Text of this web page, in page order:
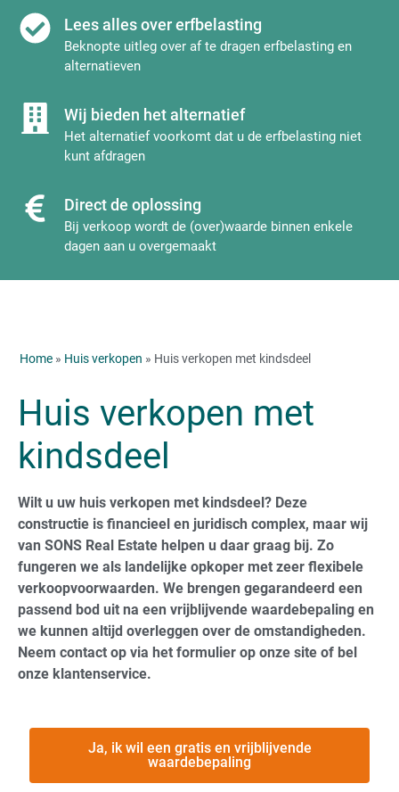
Lees alles over erfbelasting
Beknopte uitleg over af te dragen erfbelasting en
alternatieven
Wij bieden het alternatief
Het alternatief voorkomt dat u de erfbelasting niet
kunt afdragen
Direct de oplossing
Bij verkoop wordt de (over)waarde binnen enkele
dagen aan u overgemaakt
Home » Huis verkopen » Huis verkopen met kindsdeel
Huis verkopen met
kindsdeel
Wilt u uw huis verkopen met kindsdeel? Deze
constructie is financieel en juridisch complex, maar wij
van SONS Real Estate helpen u daar graag bij. Zo
fungeren we als landelijke opkoper met zeer flexibele
verkoopvoorwaarden. We brengen gegarandeerd een
passend bod uit na een vrijblijvende waardebepaling en
we kunnen altijd overleggen over de omstandigheden.
Neem contact op via het formulier op onze site of bel
onze klantenservice.
Ja, ik wil een gratis en vrijblijvende
waardebepaling